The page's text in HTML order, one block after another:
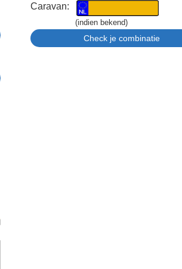
Caravan:
(indien bekend)